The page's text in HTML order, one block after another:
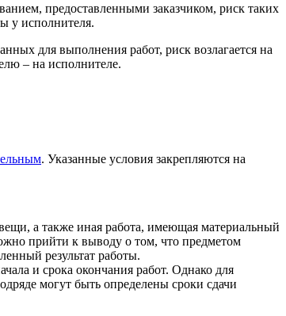
предоставленными заказчиком, риск таких
у исполнителя.
для выполнения работ, риск возлагается на
– на исполнителе.
. Указанные условия закрепляются на
а также иная работа, имеющая материальный
прийти к выводу о том, что предметом
результат работы.
и срока окончания работ. Однако для
могут быть определены сроки сдачи